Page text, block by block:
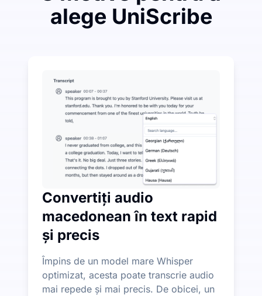
alege UniScribe
UniScribe oferă 120 de minute de transcriere
Mai multe funcții AI disponibile dincolo de
Generați automat rezumate, hărți mentale și
Convertiți audio
macedonean în text rapid
și precis
Împins de un model mare Whisper
optimizat, acesta poate transcrie audio
mai repede și mai precis. De obicei, un